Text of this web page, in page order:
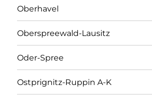
Oberhavel
Oberspreewald-Lausitz
Oder-Spree
Ostprignitz-Ruppin A-K